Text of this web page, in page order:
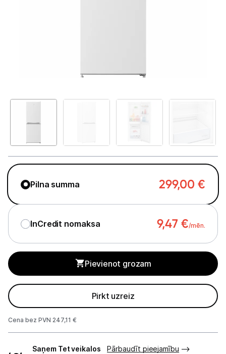
Lielā tehnika
Ledusskapji
Vīna skapji
Trauku mazgājamās mašīnas
Veļas mašīnas
Plītis
Tvaika nosūcēji
Aksesuāri tvaika nosūcējiem
Iebūvējamā tehnika
Mazā tehnika
Pilna summa 299,00 €
InCredit nomaksa 9,47 €/mēn.
Pievienot grozam
Pirkt uzreiz
Cena bez PVN 247,11 €
Saņem Tet veikalos
Pārbaudīt pieejamību